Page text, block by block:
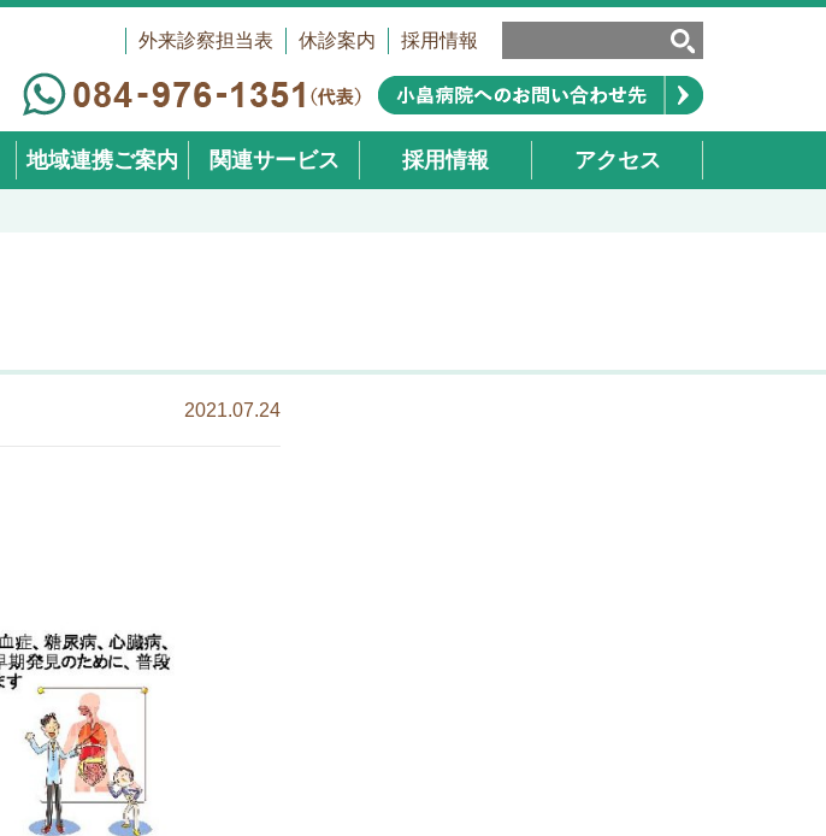
外来診察担当表 休診案内 採用情報
地域連携ご案内 関連サービス 採用情報 アクセス
2021.07.24